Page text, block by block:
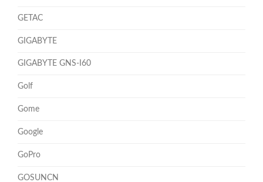
GETAC
GIGABYTE
GIGABYTE GNS-I60
Golf
Gome
Google
GoPro
GOSUNCN